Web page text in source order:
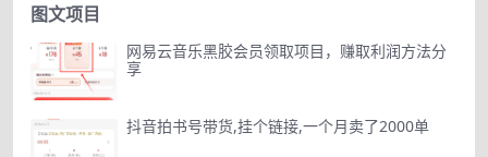
图文项目
网易云音乐黑胶会员领取项目，赚取利润方法分
享
抖音拍书号带货,挂个链接,一个月卖了2000单